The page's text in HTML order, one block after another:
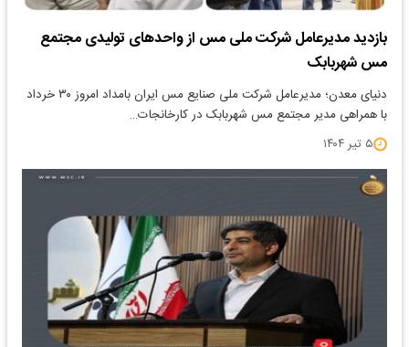
بازدید مدیرعامل شرکت ملی مس از واحدهای تولیدی مجتمع
مس شهربابک
دنیای معدن؛ مدیرعامل شرکت ملی صنایع مس ایران بامداد امروز ۳۰ خرداد
با همراهی مدیر مجتمع مس شهربابک در کارخانجات…
۵ تیر ۱۴۰۴